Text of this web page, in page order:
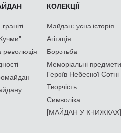
КОЛЕКЦІЇ
Майдан: усна історія
Агітація
Боротьба
Меморіальні предмети
Героїв Небесної Сотні
Творчість
Символіка
[МАЙДАН У КНИЖКАХ]